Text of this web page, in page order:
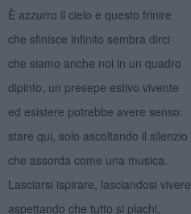
È azzurro il cielo e questo frinire
che sfinisce infinito sembra dirci
che siamo anche noi in un quadro
dipinto, un presepe estivo vivente
ed esistere potrebbe avere senso:
stare qui, solo ascoltando il silenzio
che assorda come una musica.
Lasciarsi ispirare, lasciandosi vivere,
aspettando che tutto si plachi,